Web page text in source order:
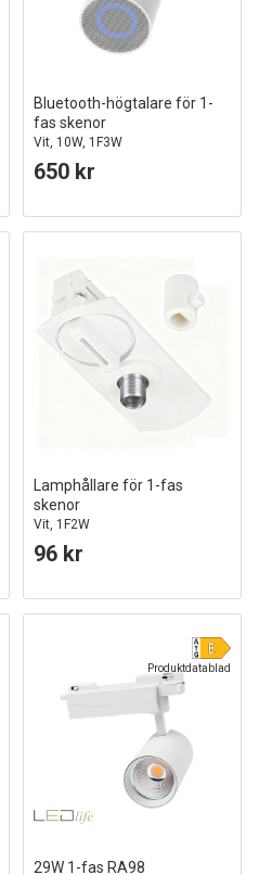
Bluetooth-högtalare för 1-
fas skenor
Vit, 10W, 1F3W
650 kr
Lamphållare för 1-fas
skenor
Vit, 1F2W
96 kr
Produktdatablad
29W 1-fas RA98